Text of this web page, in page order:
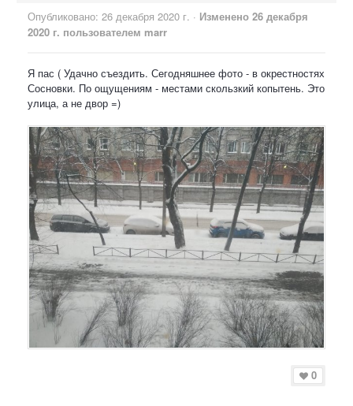
Опубликовано: 26 декабря 2020 г. · Изменено 26 декабря
2020 г. пользователем marr
Я пас ( Удачно съездить. Сегодняшнее фото - в окрестностях
Сосновки. По ощущениям - местами скользкий копытень. Это
улица, а не двор =)
0